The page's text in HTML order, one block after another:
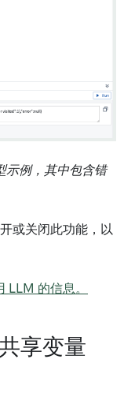
示例，其中包含错
或关闭此功能，以
LLM 的信息。
享变量